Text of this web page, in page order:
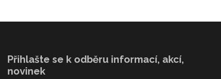
Přihlašte se k odběru informací, akcí,
novinek